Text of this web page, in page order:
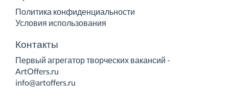
Политика конфиденциальности
Условия использования
Контакты
Первый агрегатор творческих вакансий -
ArtOffers.ru
info@artoffers.ru